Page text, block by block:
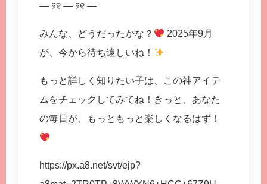
— ୨୧ — ୨୧ —
みんな、どうだったかな？
2025年9月
が、今から待ち遠しいね！
もっと詳しく知りたい子は、この神アイテ
ムをチェックしてみてね！きっと、あなた
の毎日が、もっともっと楽しくなるはず！
https://px.a8.net/svt/ejp?